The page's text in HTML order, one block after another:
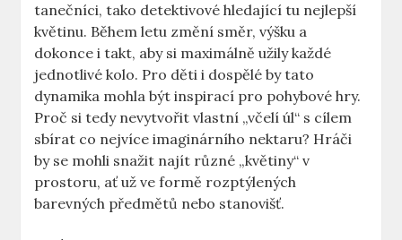
tanečníci, tako detektivové hledající tu nejlepší
květinu. Během letu změní směr, výšku a
dokonce i takt, aby si maximálně užily každé
jednotlivé kolo. Pro děti i dospělé by tato
dynamika mohla být inspirací pro pohybové hry.
Proč si tedy nevytvořit vlastní „včelí úl“ s cílem
sbírat co nejvíce imaginárního nektaru? Hráči
by se mohli snažit najít různé „květiny“ v
prostoru, ať už ve formě rozptýlených
barevných předmětů nebo stanovišť.